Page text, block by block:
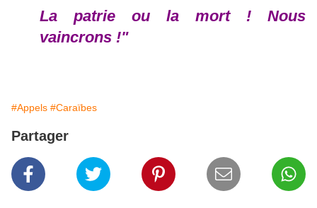
La patrie ou la mort ! Nous
vaincrons !"
#Appels #Caraïbes
Partager